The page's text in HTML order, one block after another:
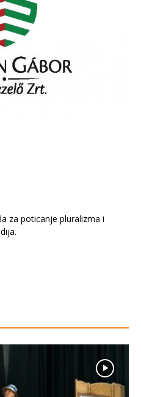
za poticanje pluralizma i